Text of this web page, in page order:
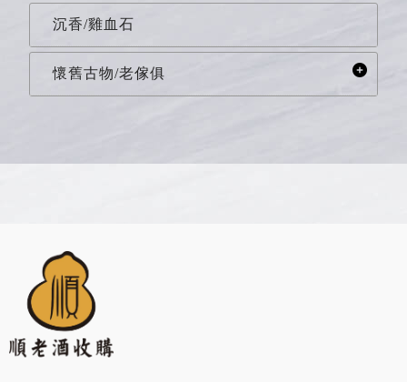
沉香/雞血石
懷舊古物/老傢俱